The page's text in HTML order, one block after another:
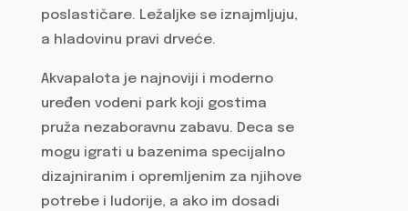
poslastičare. Ležaljke se iznajmljuju,
a hladovinu pravi drveće.
Akvapalota je najnoviji i moderno
uređen vodeni park koji gostima
pruža nezaboravnu zabavu. Deca se
mogu igrati u bazenima specijalno
dizajniranim i opremljenim za njihove
potrebe i ludorije, a ako im dosadi